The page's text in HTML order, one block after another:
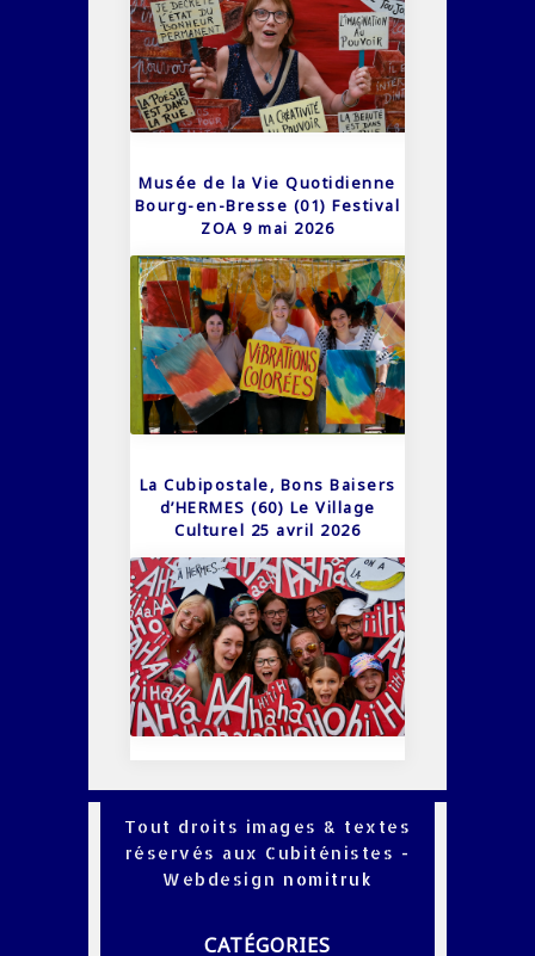
Musée de la Vie Quotidienne
Bourg-en-Bresse (01) Festival
ZOA 9 mai 2026
La Cubipostale, Bons Baisers
d’HERMES (60) Le Village
Culturel 25 avril 2026
Tout droits images & textes
réservés aux Cubiténistes -
Webdesign nomitruk
CATÉGORIES